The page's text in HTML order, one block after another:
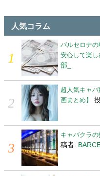
人気コラム
バルセロナ
安心して楽
部_
超人気キャ
画まとめ】
キャバクラの
稿者: